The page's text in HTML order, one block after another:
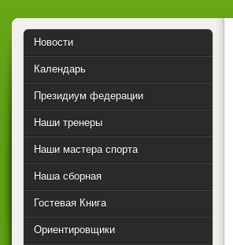
Новости
Календарь
Президиум федерации
Наши тренеры
Наши мастера спорта
Наша сборная
Гостевая Книга
Ориентировщики